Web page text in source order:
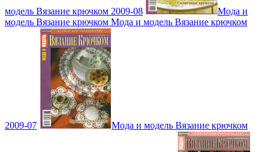
модель Вязание крючком 2009-08
Мода и
модель Вязание крючком Мода и модель Вязание крючком
2009-07 Мода и модель Вязание крючком